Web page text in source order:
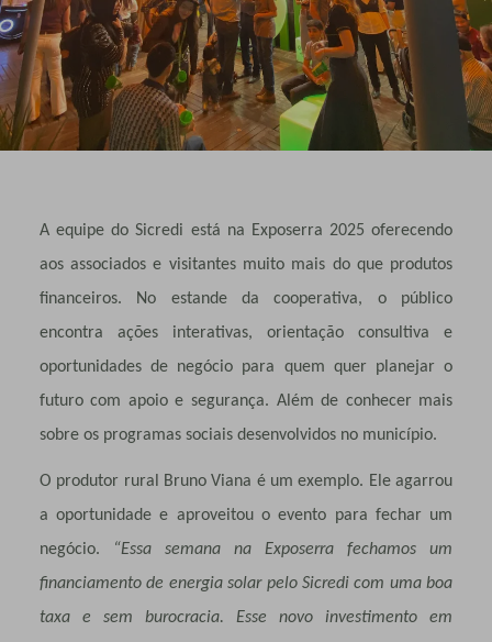
A equipe do Sicredi está na Exposerra 2025 oferecendo
aos associados e visitantes muito mais do que produtos
financeiros. No estande da cooperativa, o público
encontra ações interativas, orientação consultiva e
oportunidades de negócio para quem quer planejar o
futuro com apoio e segurança. Além de conhecer mais
sobre os programas sociais desenvolvidos no município.
O produtor rural Bruno Viana é um exemplo. Ele agarrou
a oportunidade e aproveitou o evento para fechar um
negócio.
“Essa semana na Exposerra fechamos um
financiamento de energia solar pelo Sicredi com uma boa
taxa e sem burocracia. Esse novo investimento em